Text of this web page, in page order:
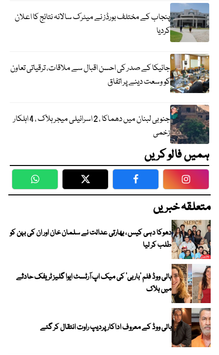
پنجاب کے مختلف بورڈز نے میٹرک سالانہ نتائج کا اعلان
کردیا
جائیکا کے صدر کی احسن اقبال سے ملاقات، ترقیاتی تعاون
کو وسعت دینے پر اتفاق
جنوبی لبنان میں دھماکا ، 2 اسرائیلی میجر ہلاک ، 4 اہلکار
زخمی
ہمیں فالو کریں
WhatsApp Twitter Facebook
متعلقہ خبریں
دھوکا دہی کیس ، بھارتی عدالت نے سلمان خان اور ان کی بہن کو
طلب کر لیا
ہالی ووڈ فلم ’باربی‘ کی میک اپ آرٹسٹ ایوا گلیز ٹریفک حادثے
میں ہلاک
بالی ووڈ کے معروف اداکار پردیپ راوت انتقال کر گئے